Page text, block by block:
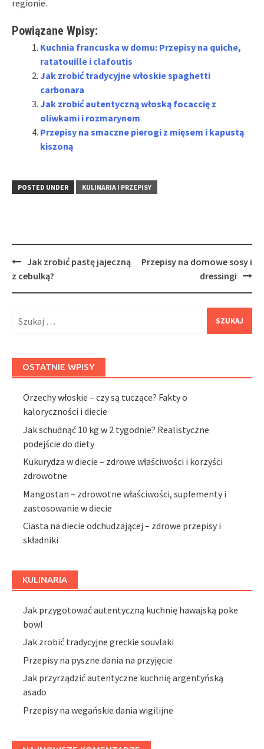
regionie.
Powiązane Wpisy:
Kuchnia francuska w domu: Przepisy na quiche,
ratatouille i clafoutis
Jak zrobić tradycyjne włoskie spaghetti
carbonara
Jak zrobić autentyczną włoską focaccię z
oliwkami i rozmarynem
Przepisy na smaczne pierogi z mięsem i kapustą
kiszoną
POSTED UNDER KULINARIA I PRZEPISY
Post
navigation
Jak zrobić pastę jajeczną
z cebulką?
Przepisy na domowe sosy i
dressingi
OSTATNIE WPISY
Orzechy włoskie – czy są tuczące? Fakty o
kaloryczności i diecie
Jak schudnąć 10 kg w 2 tygodnie? Realistyczne
podejście do diety
Kukurydza w diecie – zdrowe właściwości i korzyści
zdrowotne
Mangostan – zdrowotne właściwości, suplementy i
zastosowanie w diecie
Ciasta na diecie odchudzającej – zdrowe przepisy i
składniki
KULINARIA
Jak przygotować autentyczną kuchnię hawajską poke
bowl
Jak zrobić tradycyjne greckie souvlaki
Przepisy na pyszne dania na przyjęcie
Jak przyrządzić autentyczne kuchnię argentyńską
asado
Przepisy na wegańskie dania wigilijne